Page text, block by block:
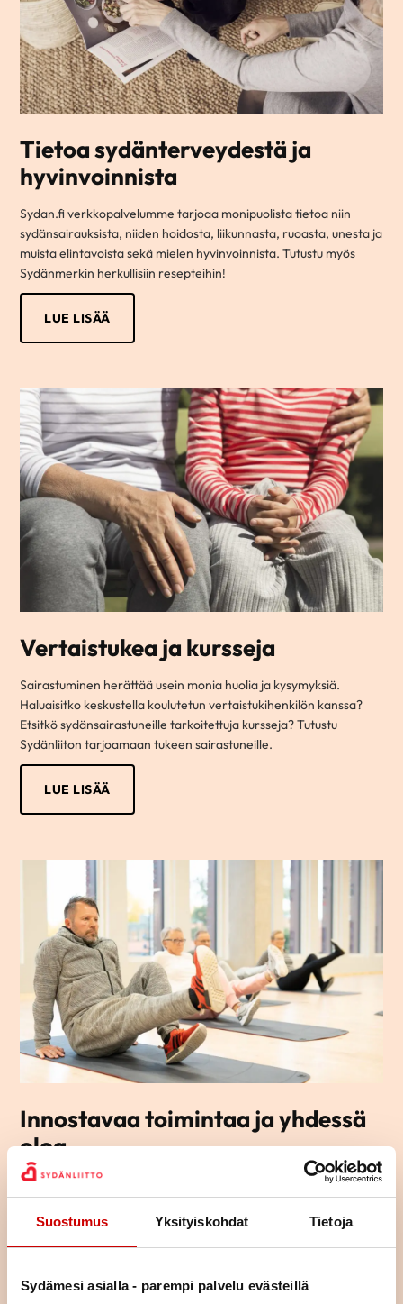
Suostumus Yksityiskohdat Tietoja
Sydämesi asialla - parempi palvelu evästeillä
Tietoa sydänterveydestä ja
hyvinvoinnista
Sydan.fi verkkopalvelumme tarjoaa monipuolista tietoa niin
sydänsairauksista, niiden hoidosta, liikunnasta, ruoasta, unesta ja
muista elintavoista sekä mielen hyvinvoinnista. Tutustu myös
Sydänmerkin herkullisiin resepteihin!
LUE LISÄÄ
Vertaistukea ja kursseja
Sairastuminen herättää usein monia huolia ja kysymyksiä.
Haluaisitko keskustella koulutetun vertaistukihenkilön kanssa?
Etsitkö sydänsairastuneille tarkoitettuja kursseja? Tutustu
Sydänliiton tarjoamaan tukeen sairastuneille.
LUE LISÄÄ
Innostavaa toimintaa ja yhdessä
oloa
Tutustu yhdistyksemme toimintaan ja lähde mukaan
osallistumaan tai vaikka järjestämään toimintaa – ihan miten
vain itse haluat.